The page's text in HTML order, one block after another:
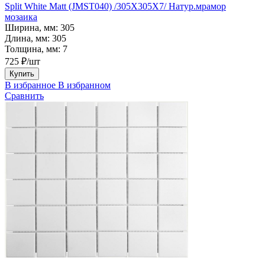
Split White Matt (JMST040) /305X305X7/ Натур.мрамор
мозаика
Ширина, мм: 305
Длина, мм: 305
Толщина, мм: 7
725 ₽/шт
Купить
В избранное В избранном
Сравнить